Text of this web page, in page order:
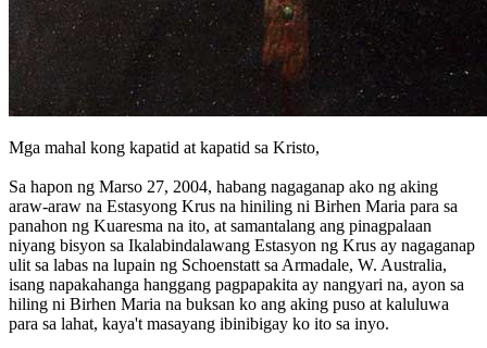
Mga mahal kong kapatid at kapatid sa Kristo,
Sa hapon ng Marso 27, 2004, habang nagaganap ako ng aking
araw-araw na Estasyong Krus na hiniling ni Birhen Maria para sa
panahon ng Kuaresma na ito, at samantalang ang pinagpalaan
niyang bisyon sa Ikalabindalawang Estasyon ng Krus ay nagaganap
ulit sa labas na lupain ng Schoenstatt sa Armadale, W. Australia,
isang napakahanga hanggang pagpapakita ay nangyari na, ayon sa
hiling ni Birhen Maria na buksan ko ang aking puso at kaluluwa
para sa lahat, kaya't masayang ibinibigay ko ito sa inyo.